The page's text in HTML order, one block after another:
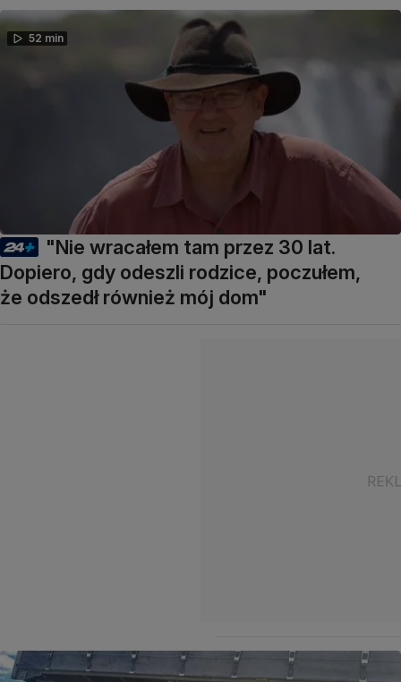
52 min
"Nie wracałem tam przez 30 lat.
Dopiero, gdy odeszli rodzice, poczułem,
że odszedł również mój dom"